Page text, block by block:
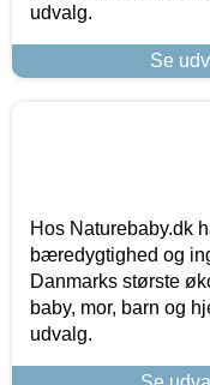
udvalg.
Se
Hos Naturebaby.dk
bæredygtighed og
Danmarks største
baby, mor, barn og
udvalg.